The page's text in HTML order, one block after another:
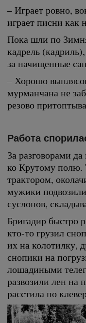
– Играет ровно,
играет писни как
Пока шли по
кадрель
за начищенные
– Хорошо
мурманчана не
резово
Работа
За разговорами
ко Крутому полю.
трактором,
мужики
суслонов,
Бригадир быстро
кто-то грузил
их на колотилку,
снопики на
лошадиными
развозили лен на
расстила по